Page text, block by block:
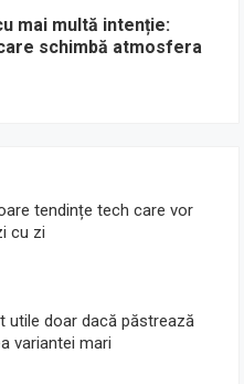
mai multă intenție:
schimbă atmosfera
tendințe tech care vor
cu zi
utile doar dacă păstrează
variantei mari